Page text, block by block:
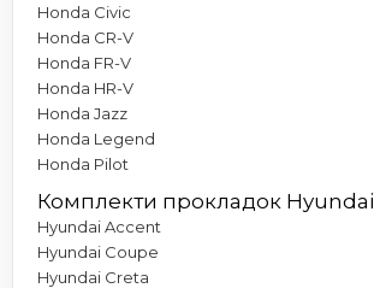
Honda Civic
Honda CR-V
Honda FR-V
Honda HR-V
Honda Jazz
Honda Legend
Honda Pilot
Комплекти прокладок Hyundai
Hyundai Accent
Hyundai Coupe
Hyundai Creta